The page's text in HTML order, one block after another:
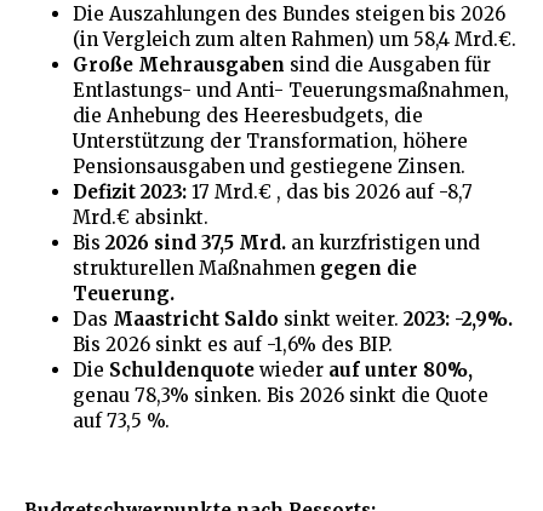
Die Auszahlungen des Bundes steigen bis 2026
(in Vergleich zum alten Rahmen) um 58,4 Mrd.€.
Große Mehrausgaben sind die Ausgaben für
Entlastungs- und Anti- Teuerungsmaßnahmen,
die Anhebung des Heeresbudgets, die
Unterstützung der Transformation, höhere
Pensionsausgaben und gestiegene Zinsen.
Defizit 2023: 17 Mrd.€ , das bis 2026 auf -8,7
Mrd.€ absinkt.
Bis 2026 sind 37,5 Mrd. an kurzfristigen und
strukturellen Maßnahmen gegen die
Teuerung.
Das Maastricht Saldo sinkt weiter. 2023: -2,9%.
Bis 2026 sinkt es auf -1,6% des BIP.
Die Schuldenquote wieder auf unter 80%,
genau 78,3% sinken. Bis 2026 sinkt die Quote
auf 73,5 %.